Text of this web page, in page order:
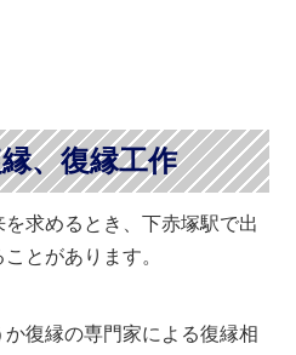
、復縁工作
を求めるとき、下赤塚駅で出
ことがあります。
か復縁の専門家による復縁相